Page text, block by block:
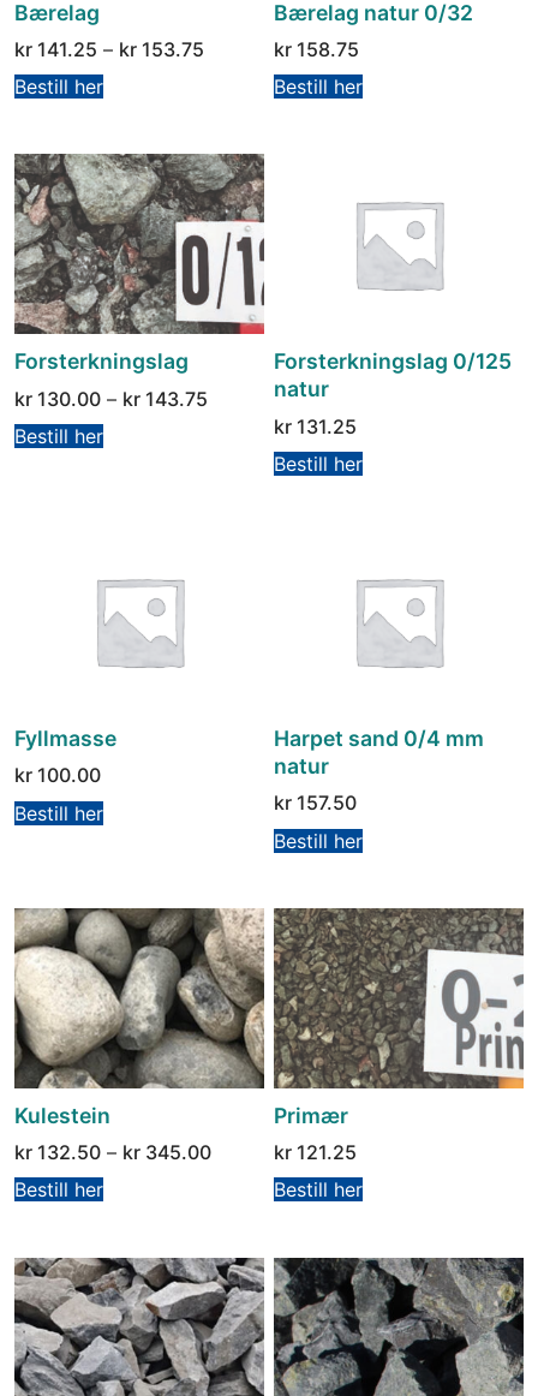
Bærelag
kr 141.25 – kr 153.75
Bestill her
Bærelag natur 0/32
kr 158.75
Bestill her
Forsterkningslag
kr 130.00 – kr 143.75
Bestill her
Forsterkningslag 0/125
natur
kr 131.25
Bestill her
Fyllmasse
kr 100.00
Bestill her
Harpet sand 0/4 mm
natur
kr 157.50
Bestill her
Kulestein
kr 132.50 – kr 345.00
Bestill her
Primær
kr 121.25
Bestill her